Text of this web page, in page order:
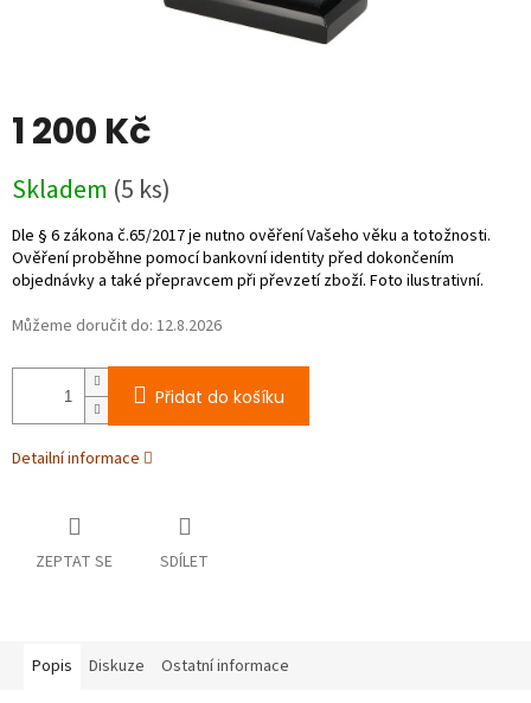
1 200 Kč
cena:
Skladem (5 ks)
Můžeme doručit do: 12.8.2026
Přidat do košíku
Detailní informace
ZEPTAT SE SDÍLET
Popis Diskuze Ostatní informace